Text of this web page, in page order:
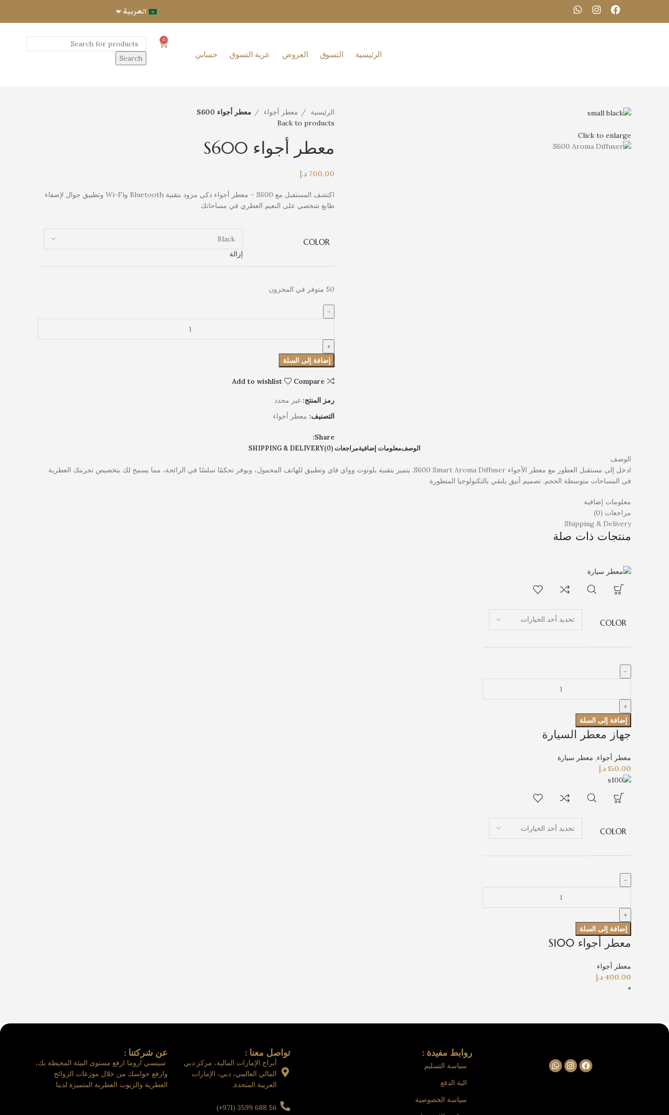
العربية
الرئيسية التسوق العروض عربة التسوق حسابي
0
Search
Click to enlarge
الرئيسية معطر أجواء
معطر أجواء S600
Back to products
معطر أجواء S600
700.00 د.إ
اكتشف المستقبل مع S600 – معطر أجواء ذكي مزود بتقنية Bluetooth وWi-Fi وتطبيق جوال لإضفاء
طابع شخصي على النعيم العطري في مساحاتك
COLOR
إزالة
50 متوفر في المخزون
إضافة إلى السلة
Compare
Add to wishlist
رمز المنتج: غير محدد
التصنيف: معطر أجواء
Share:
الوصفمعلومات إضافيةمراجعات (0) SHIPPING & DELIVERY
الوصف
ادخل إلى مستقبل العطور مع معطر الأجواء S600 Smart Aroma Diffuser. يتميز بتقنية بلوتوث وواي فاي وتطبيق للهاتف المحمول، ويوفر تحكمًا سلسًا في الرائحة، مما يسمح لك بتخصيص تجربتك العطرية
في المساحات متوسطة الحجم. تصميم أنيق يلتقي بالتكنولوجيا المتطورة
معلومات إضافية
مراجعات (0)
Shipping & Delivery
منتجات ذات صلة
COLOR
إضافة إلى السلة
جهاز معطر السيارة
معطر أجواء, معطر سيارة
150.00 د.إ
COLOR
إضافة إلى السلة
معطر أجواء S100
معطر أجواء
400.00 د.إ
روابط مفيدة :
سياسة التسليم
الية الدفع
سياسة الخصوصية
تواصل معنا :
أبراج الإمارات المالية، مركز دبي
المالي العالمي، دبي، الإمارات
العربية المتحدة,
56 688 3599 (971+)
عن شركتنا :
سينسي اروما ارفع مستوى البيئة المحيطة بك،
وارفع حواسك من خلال موزعات الروائح
العطرية والزيوت العطرية المتميزة لدينا